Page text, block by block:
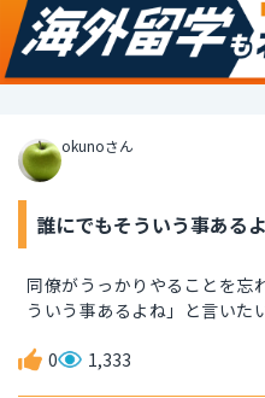
okunoさん
誰にでもそういう事ある
同僚がうっかりやることを忘
ういう事あるよね」と言いた
0 1,333